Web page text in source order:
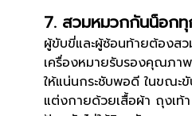
7. สวมหมวกกันน็อก
ผู้ขับขี่และผู้ซ้อนท้ายต้องส
เครื่องหมายรับรองคุณภา
ให้แน่นกระชับพอดี ในขณะ
แต่งกายด้วยเสื้อผ้า ถุงเท้